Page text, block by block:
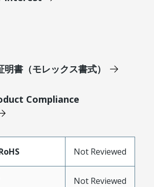
書（モレックス書式）
Compliance
Not Reviewed
Not Reviewed